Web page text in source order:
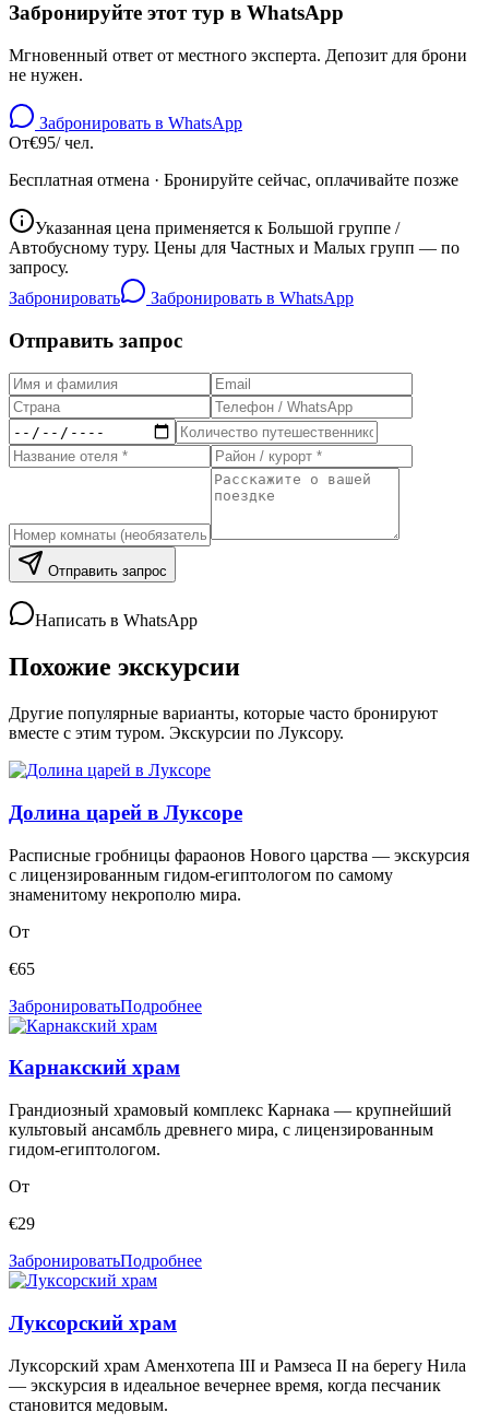
Забронируйте этот тур в WhatsApp
Мгновенный ответ от местного эксперта. Депозит для брони
не нужен.
Забронировать в WhatsApp
От€95/ чел.
Бесплатная отмена · Бронируйте сейчас, оплачивайте позже
Указанная цена применяется к Большой группе /
Автобусному туру. Цены для Частных и Малых групп — по
запросу.
Забронировать
Забронировать в WhatsApp
Отправить запрос
Отправить запрос
Написать в WhatsApp
Похожие экскурсии
Другие популярные варианты, которые часто бронируют
вместе с этим туром. Экскурсии по Луксору.
Долина царей в Луксоре
Расписные гробницы фараонов Нового царства — экскурсия
с лицензированным гидом-египтологом по самому
знаменитому некрополю мира.
От
€65
ЗабронироватьПодробнее
Карнакский храм
Грандиозный храмовый комплекс Карнака — крупнейший
культовый ансамбль древнего мира, с лицензированным
гидом-египтологом.
От
€29
ЗабронироватьПодробнее
Луксорский храм
Луксорский храм Аменхотепа III и Рамзеса II на берегу Нила
— экскурсия в идеальное вечернее время, когда песчаник
становится медовым.